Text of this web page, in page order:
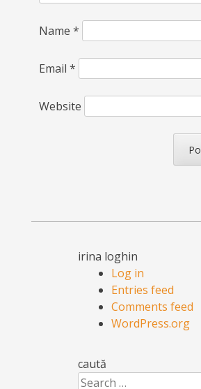
Name *
Email *
Website
irina loghin
Log in
Entries feed
Comments feed
WordPress.org
caută
Search